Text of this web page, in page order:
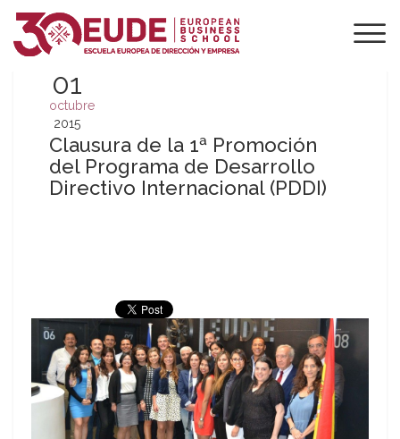
01
octubre
2015
Clausura de la 1ª Promoción
del Programa de Desarrollo
Directivo Internacional (PDDI)